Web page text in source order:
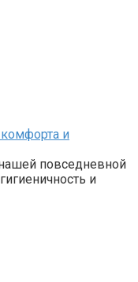
и
повседневной
и